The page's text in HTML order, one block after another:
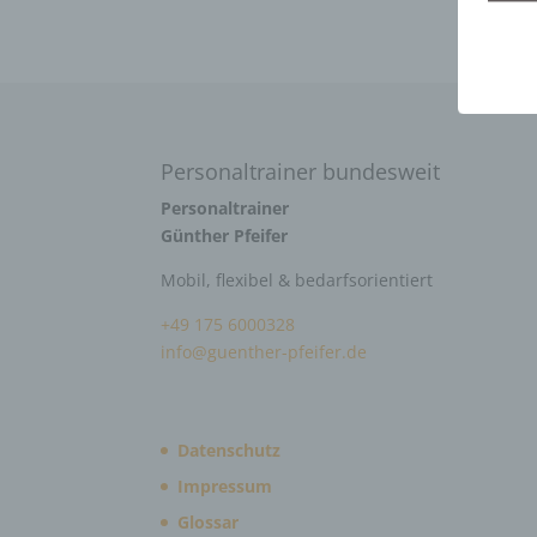
Personaltrainer bundesweit
Personaltrainer
Günther Pfeifer
Mobil, flexibel & bedarfsorientiert
+49 175 6000328
info@guenther-pfeifer.de
Datenschutz
Impressum
Glossar